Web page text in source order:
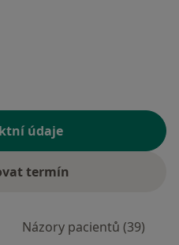
údaje
termín
Názory pacientů (39)